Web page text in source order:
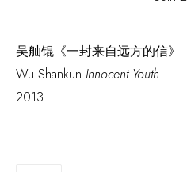
吴舢锟《一封来自远方的信》
Wu Shankun Innocent Youth
2013